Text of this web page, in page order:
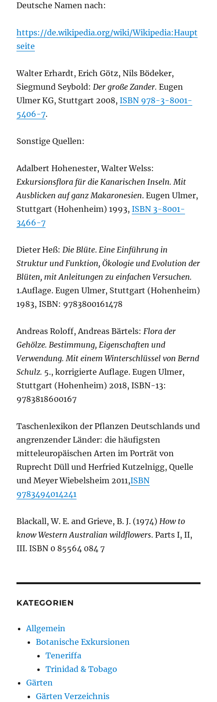
Deutsche Namen nach:
https://de.wikipedia.org/wiki/Wikipedia:Haupt
seite
Walter Erhardt, Erich Götz, Nils Bödeker,
Siegmund Seybold:Der große Zander. Eugen
Ulmer KG, Stuttgart 2008,ISBN 978-3-8001-
5406-7.
Sonstige Quellen:
Adalbert Hohenester, Walter Welss:
Exkursionsflora für die Kanarischen Inseln. Mit
Ausblicken auf ganz Makaronesien. Eugen Ulmer,
Stuttgart (Hohenheim) 1993,ISBN 3-8001-
3466-7
Dieter Heß:Die Blüte. Eine Einführung in
Struktur und Funktion, Ökologie und Evolution der
Blüten, mit Anleitungen zu einfachen Versuchen.
1.Auflage. Eugen Ulmer, Stuttgart (Hohenheim)
1983, ISBN: 9783800161478
Andreas Roloff, Andreas Bärtels:Flora der
Gehölze. Bestimmung, Eigenschaften und
Verwendung. Mit einem Winterschlüssel von Bernd
Schulz. 5., korrigierte Auflage. Eugen Ulmer,
Stuttgart (Hohenheim) 2018, ISBN-13:
9783818600167
Taschenlexikon der Pflanzen Deutschlands und
angrenzender Länder: die häufigsten
mitteleuropäischen Arten im Porträt von
Ruprecht Düll und Herfried Kutzelnigg, Quelle
und Meyer Wiebelsheim 2011,ISBN
9783494014241
Blackall, W. E. and Grieve, B. J. (1974)How to
know Western Australian wildflowers. Parts I, II,
III. ISBN 0 85564 084 7
KATEGORIEN
Allgemein
Botanische Exkursionen
Teneriffa
Trinidad & Tobago
Gärten
Gärten Verzeichnis